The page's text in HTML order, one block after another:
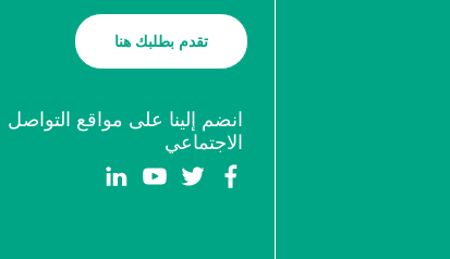
تقدم بطلبك هنا
انضم إلينا على مواقع التواصل
الاجتماعي